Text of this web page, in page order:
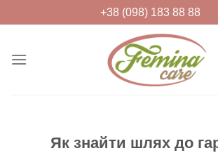
to
+38 (098) 183 88 88
Як знайти шлях до